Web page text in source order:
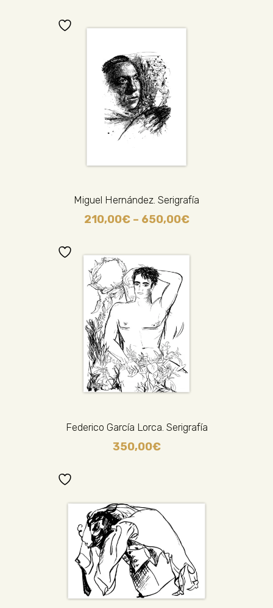
Miguel Hernández. Serigrafía
210,00€– 650,00€
Federico García Lorca. Serigrafía
350,00€